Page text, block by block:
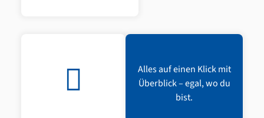
Alles auf einen Klick mit
Überblick – egal, wo du
bist.